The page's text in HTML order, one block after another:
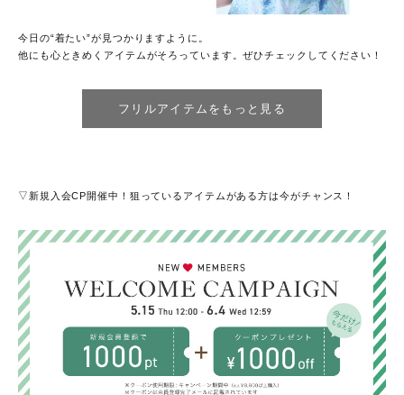
今日の“着たい”が見つかりますように。
他にも心ときめくアイテムがそろっています。ぜひチェックしてください！
フリルアイテムをもっと見る
▽新規入会CP開催中！狙っているアイテムがある方は今がチャンス！